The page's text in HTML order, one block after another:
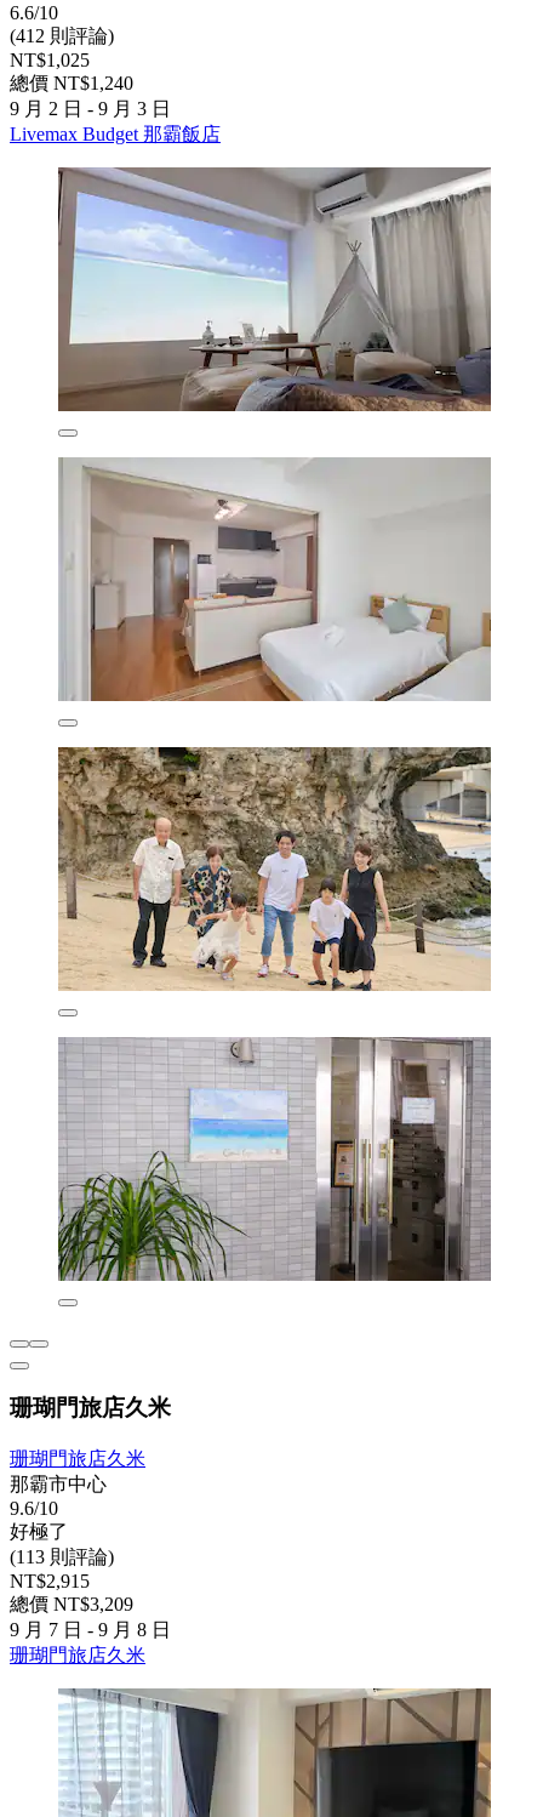
6.6/10
(412 則評論)
NT$1,025
總價 NT$1,240
9 月 2 日 - 9 月 3 日
Livemax Budget 那霸飯店
珊瑚門旅店久米
珊瑚門旅店久米
那霸市中心
9.6/10
好極了
(113 則評論)
NT$2,915
總價 NT$3,209
9 月 7 日 - 9 月 8 日
珊瑚門旅店久米